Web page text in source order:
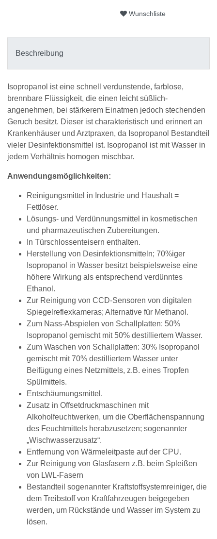
Wunschliste
Beschreibung
Isopropanol ist eine schnell verdunstende, farblose,
brennbare Flüssigkeit, die einen leicht süßlich-
angenehmen, bei stärkerem Einatmen jedoch stechenden
Geruch besitzt. Dieser ist charakteristisch und erinnert an
Krankenhäuser und Arztpraxen, da Isopropanol Bestandteil
vieler Desinfektionsmittel ist. Isopropanol ist mit Wasser in
jedem Verhältnis homogen mischbar.
Anwendungsmöglichkeiten:
Reinigungsmittel in Industrie und Haushalt =
Fettlöser.
Lösungs- und Verdünnungsmittel in kosmetischen
und pharmazeutischen Zubereitungen.
In Türschlossenteisern enthalten.
Herstellung von Desinfektionsmitteln; 70%iger
Isopropanol in Wasser besitzt beispielsweise eine
höhere Wirkung als entsprechend verdünntes
Ethanol.
Zur Reinigung von CCD-Sensoren von digitalen
Spiegelreflexkameras; Alternative für Methanol.
Zum Nass-Abspielen von Schallplatten: 50%
Isopropanol gemischt mit 50% destilliertem Wasser.
Zum Waschen von Schallplatten: 30% Isopropanol
gemischt mit 70% destilliertem Wasser unter
Beifügung eines Netzmittels, z.B. eines Tropfen
Spülmittels.
Entschäumungsmittel.
Zusatz in Offsetdruckmaschinen mit
Alkoholfeuchtwerken, um die Oberflächenspannung
des Feuchtmittels herabzusetzen; sogenannter
„Wischwasserzusatz“.
Entfernung von Wärmeleitpaste auf der CPU.
Zur Reinigung von Glasfasern z.B. beim Spleißen
von LWL-Fasern
Bestandteil sogenannter Kraftstoffsystemreiniger, die
dem Treibstoff von Kraftfahrzeugen beigegeben
werden, um Rückstände und Wasser im System zu
lösen.